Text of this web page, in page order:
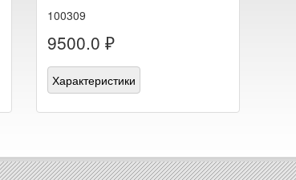
100309
9500.0 ₽
Характеристики